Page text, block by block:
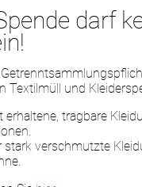
darf
Textilmüll und
erhaltene, tragbare
stark verschmutzte